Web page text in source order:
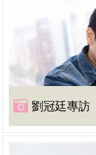
劉冠廷專訪